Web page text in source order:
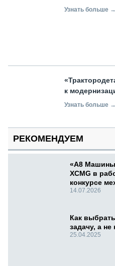
Узнать больше →
к
Узнать больше →
РЕКОМЕНДУЕМ
«А8 Машины
XCMG в
конкурсе
14.07.2026
Как
задачу, а не
25.04.2025